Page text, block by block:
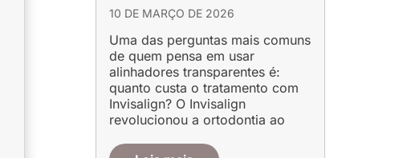
10 DE MARÇO DE 2026
Uma das perguntas mais comuns
de quem pensa em usar
alinhadores transparentes é:
quanto custa o tratamento com
Invisalign? O Invisalign
revolucionou a ortodontia ao